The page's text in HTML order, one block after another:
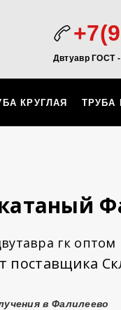
Двтуавр ГОСТ -
КРУГЛАЯ ТРУБА
гк
поставщика
в Фалилеево